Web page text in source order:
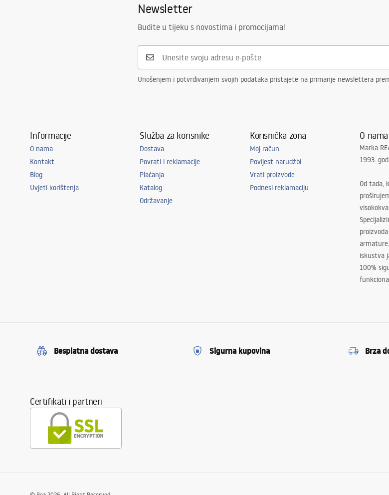
180
NE
NE
Newsletter
Budite u tijeku s novostima i promocijama!
Unošenjem i potvrđivanjem svojih podataka pristajete na primanje newslettera
Informacije
O nama
Kontakt
Blog
Uvjeti korištenja
Služba za korisnike
Dostava
Povrati i reklamacije
Plaćanja
Katalog
Održavanje
Korisnička zona
Moj račun
Povijest narudžbi
Vrati proizvode
Podnesi reklamaciju
O nama
Marka
1993.
Od tada,
iskustva
100%
Besplatna dostava Sigurna kupovina Brza
Certifikati i partneri